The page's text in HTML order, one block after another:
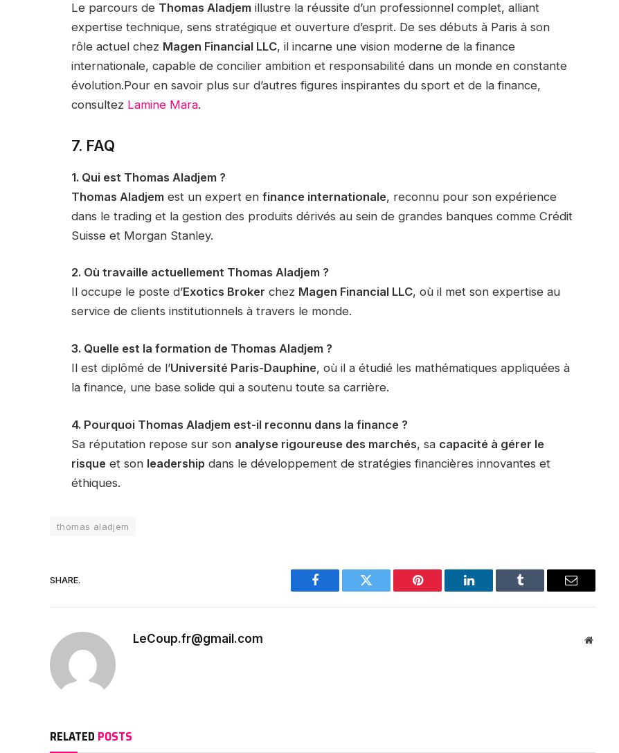
Le parcours de Thomas Aladjem illustre la réussite d’un professionnel complet, alliant
expertise technique, sens stratégique et ouverture d’esprit. De ses débuts à Paris à son
rôle actuel chez Magen Financial LLC, il incarne une vision moderne de la finance
internationale, capable de concilier ambition et responsabilité dans un monde en constante
évolution.Pour en savoir plus sur d’autres figures inspirantes du sport et de la finance,
consultez Lamine Mara.
7. FAQ
1. Qui est Thomas Aladjem ?
Thomas Aladjem est un expert en finance internationale, reconnu pour son expérience
dans le trading et la gestion des produits dérivés au sein de grandes banques comme Crédit
Suisse et Morgan Stanley.
2. Où travaille actuellement Thomas Aladjem ?
Il occupe le poste d’Exotics Broker chez Magen Financial LLC, où il met son expertise au
service de clients institutionnels à travers le monde.
3. Quelle est la formation de Thomas Aladjem ?
Il est diplômé de l’Université Paris-Dauphine, où il a étudié les mathématiques appliquées à
la finance, une base solide qui a soutenu toute sa carrière.
4. Pourquoi Thomas Aladjem est-il reconnu dans la finance ?
Sa réputation repose sur son analyse rigoureuse des marchés, sa capacité à gérer le
risque et son leadership dans le développement de stratégies financières innovantes et
éthiques.
thomas aladjem
SHARE.
Facebook Twitter Pinterest LinkedIn Tumblr Email
LeCoup.fr@gmail.com Website
RELATED POSTS